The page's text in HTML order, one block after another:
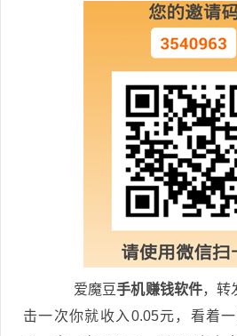
爱魔豆手机赚钱软件，转
击一次你就收入0.05元，看着